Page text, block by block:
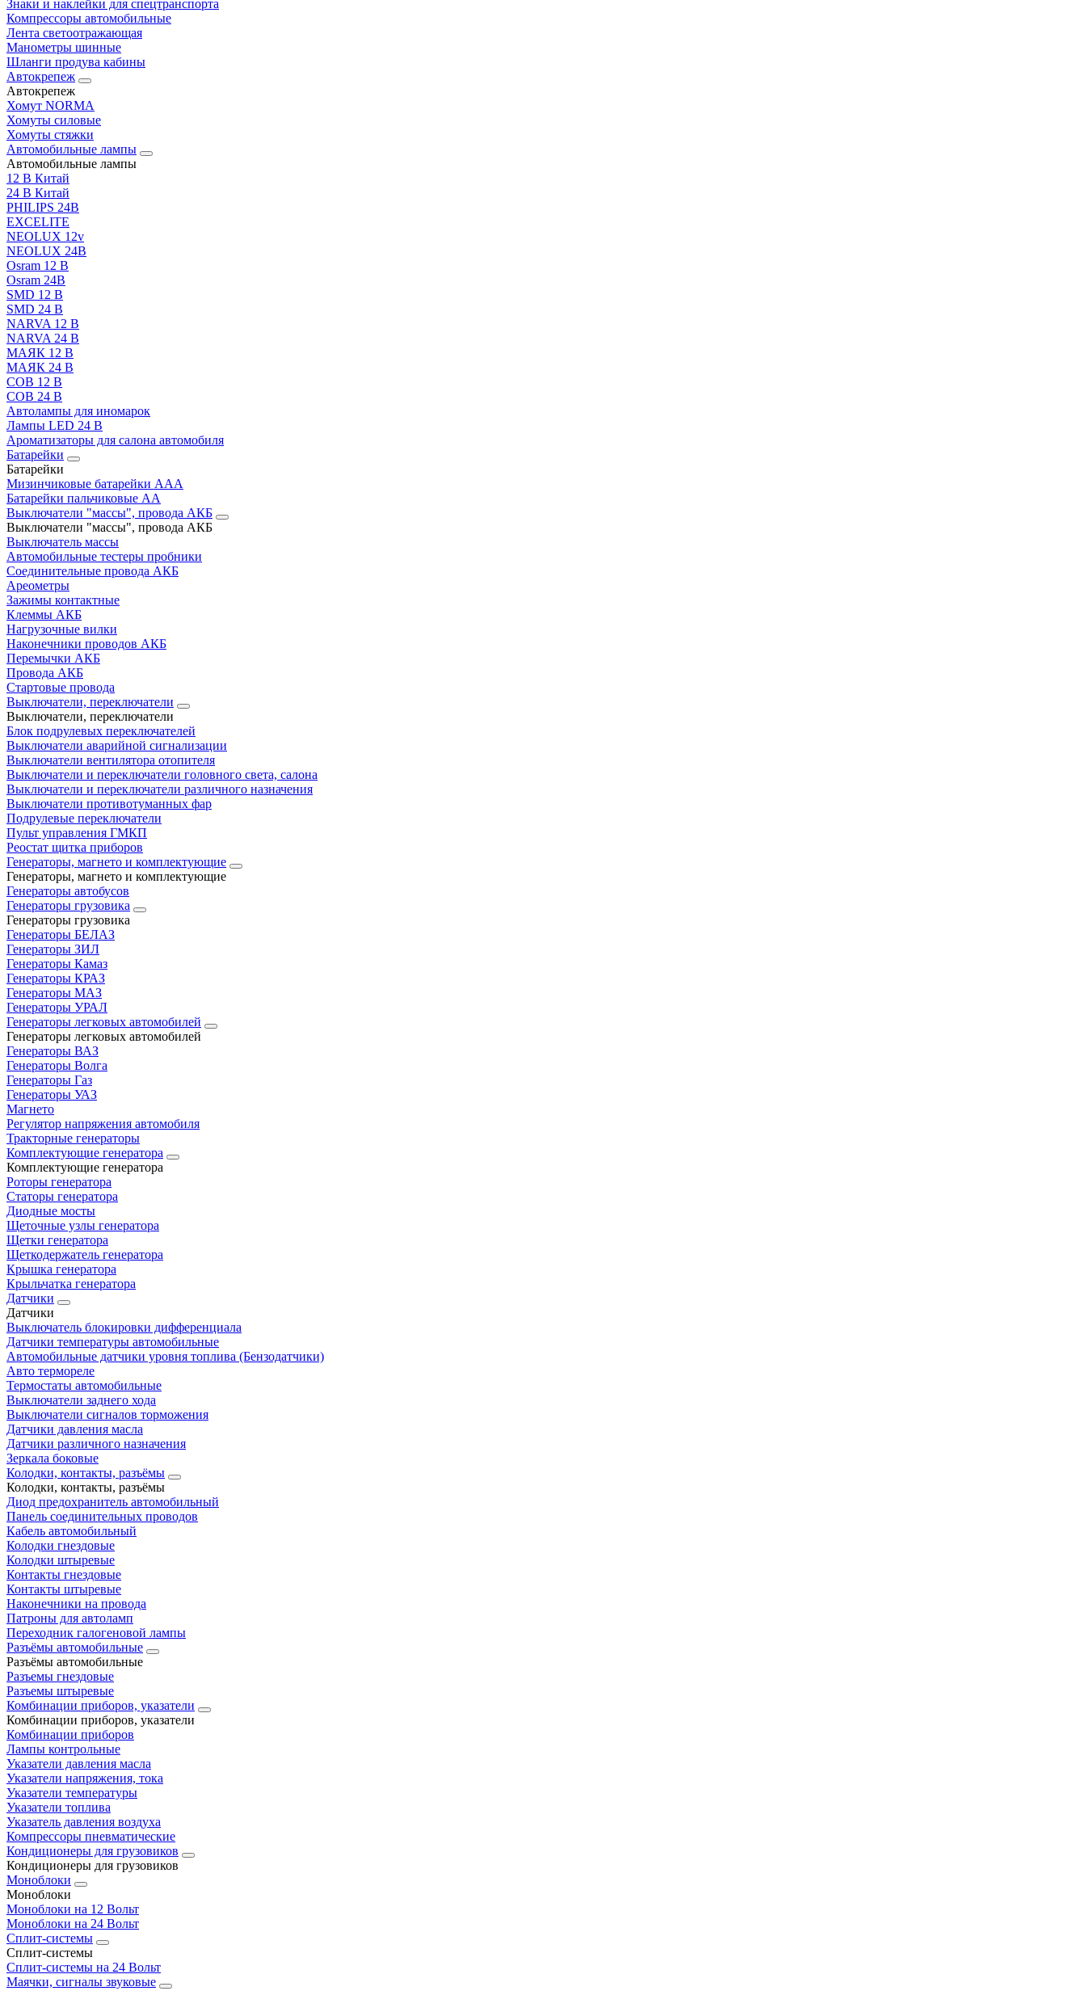
Знаки и наклейки для спецтранспорта
Компрессоры автомобильные
Лента светоотражающая
Манометры шинные
Шланги продува кабины
Автокрепеж
Автокрепеж
Хомут NORMA
Хомуты силовые
Хомуты стяжки
Автомобильные лампы
Автомобильные лампы
12 В Китай
24 В Китай
PHILIPS 24В
EXCELITE
NEOLUX 12v
NEOLUX 24В
Osram 12 В
Osram 24В
SMD 12 В
SMD 24 В
NARVA 12 В
NARVA 24 В
МАЯК 12 В
МАЯК 24 В
COB 12 В
COB 24 В
Автолампы для иномарок
Лампы LED 24 B
Ароматизаторы для салона автомобиля
Батарейки
Батарейки
Мизинчиковые батарейки AAA
Батарейки пальчиковые АА
Выключатели "массы", провода АКБ
Выключатели "массы", провода АКБ
Выключатель массы
Автомобильные тестеры пробники
Соединительные провода АКБ
Ареометры
Зажимы контактные
Клеммы АКБ
Нагрузочные вилки
Наконечники проводов АКБ
Перемычки АКБ
Провода АКБ
Стартовые провода
Выключатели, переключатели
Выключатели, переключатели
Блок подрулевых переключателей
Выключатели аварийной сигнализации
Выключатели вентилятора отопителя
Выключатели и переключатели головного света, салона
Выключатели и переключатели различного назначения
Выключатели противотуманных фар
Подрулевые переключатели
Пульт управления ГМКП
Реостат щитка приборов
Генераторы, магнето и комплектующие
Генераторы, магнето и комплектующие
Генераторы автобусов
Генераторы грузовика
Генераторы грузовика
Генераторы БЕЛАЗ
Генераторы ЗИЛ
Генераторы Камаз
Генераторы КРАЗ
Генераторы МАЗ
Генераторы УРАЛ
Генераторы легковых автомобилей
Генераторы легковых автомобилей
Генераторы ВАЗ
Генераторы Волга
Генераторы Газ
Генераторы УАЗ
Магнето
Регулятор напряжения автомобиля
Тракторные генераторы
Комплектующие генератора
Комплектующие генератора
Роторы генератора
Статоры генератора
Диодные мосты
Щеточные узлы генератора
Щетки генератора
Щеткодержатель генератора
Крышка генератора
Крыльчатка генератора
Датчики
Датчики
Выключатель блокировки дифференциала
Датчики температуры автомобильные
Автомобильные датчики уровня топлива (Бензодатчики)
Авто термореле
Термостаты автомобильные
Выключатели заднего хода
Выключатели сигналов торможения
Датчики давления масла
Датчики различного назначения
Зеркала боковые
Колодки, контакты, разъёмы
Колодки, контакты, разъёмы
Диод предохранитель автомобильный
Панель соединительных проводов
Кабель автомобильный
Колодки гнездовые
Колодки штыревые
Контакты гнездовые
Контакты штыревые
Наконечники на провода
Патроны для автоламп
Переходник галогеновой лампы
Разъёмы автомобильные
Разъёмы автомобильные
Разъемы гнездовые
Разъемы штыревые
Комбинации приборов, указатели
Комбинации приборов, указатели
Комбинации приборов
Лампы контрольные
Указатели давления масла
Указатели напряжения, тока
Указатели температуры
Указатели топлива
Указатель давления воздуха
Компрессоры пневматические
Кондиционеры для грузовиков
Кондиционеры для грузовиков
Моноблоки
Моноблоки
Моноблоки на 12 Вольт
Моноблоки на 24 Вольт
Сплит-системы
Сплит-системы
Сплит‑системы на 24 Вольт
Маячки, сигналы звуковые